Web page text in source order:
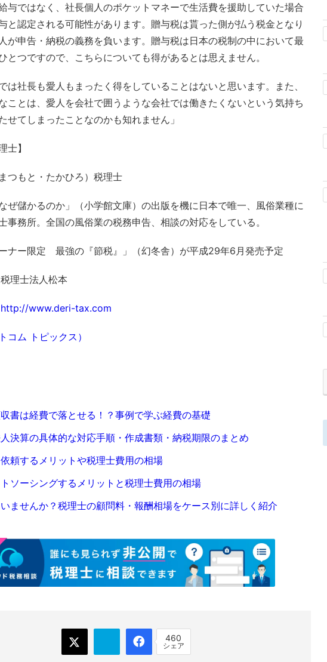
与ではなく、社長個人のポケットマネーで生活費を援助していた場合
と認定される可能性があります。贈与税は貰った側が払う税金となり
が申告・納税の義務を負います。贈与税は日本の税制の中において最
とつですので、こちらについても得があるとは思えません。
は社長も愛人もまったく得をしていることはないと思います。また、
ことは、愛人を会社で囲うような会社では働きたくないという気持ち
せてしまったことなのかも知れません」
士】
もと・たかひろ）税理士
ぜ儲かるのか」（小学館文庫）の出版を機に日本で唯一、風俗業種に
事務所。全国の風俗業の税務申告、相談の対応をしている。
ナー限定 最強の『節税』」（幻冬舎）が平成29年6月発売予定
理士法人松本
http://www.deri-tax.com
コム トピックス）
書は経費で落とせる！？事例で学ぶ経費の基礎
人決算の具体的な対応手順・作成書類・納税期限のまとめ
頼するメリットや税理士費用の相場
ソーシングするメリットと税理士費用の相場
ませんか？税理士の顧問料・報酬相場をケース別に詳しく紹介
460
シェア